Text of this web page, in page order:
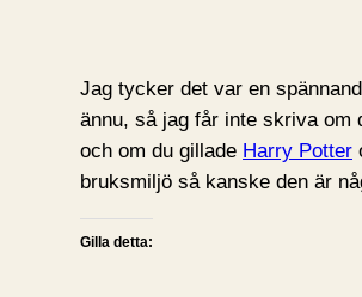
Jag tycker det var en
ännu, så jag får inte skriva om
och om du gillade Harry Potter
bruksmiljö så kanske den är
Gilla detta: